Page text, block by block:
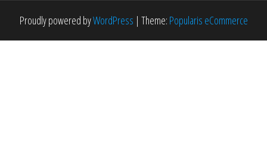
Proudly powered byWordPress | Theme: Popularis eCommerce